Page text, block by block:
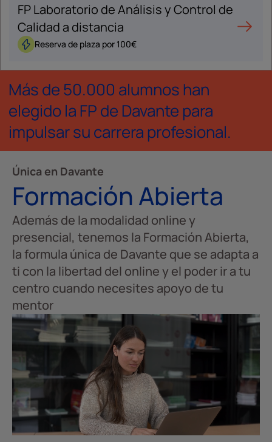
FP Laboratorio de Análisis y Control de
Calidad a distancia
Reserva de plaza por 100€
Más de 50.000 alumnos han
elegido la FP de Davante para
impulsar su carrera profesional.
Única en Davante
Formación Abierta
Además de la modalidad online y
presencial, tenemos la Formación Abierta,
la formula única de Davante que se adapta a
ti con la libertad del online y el poder ir a tu
centro cuando necesites apoyo de tu
mentor